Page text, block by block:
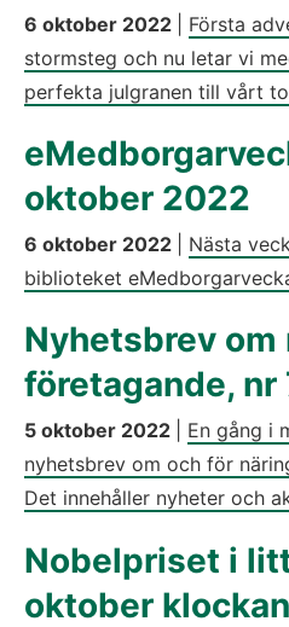
6 oktober 2022
Första
stormsteg och nu letar vi
perfekta julgranen till vårt
oktober 2022
6 oktober 2022
Nästa
biblioteket
Nyhetsbrev
företagande, nr
5 oktober 2022
En gång i
nyhetsbrev om och för
Det innehåller nyheter och
Nobelpriset i
oktober